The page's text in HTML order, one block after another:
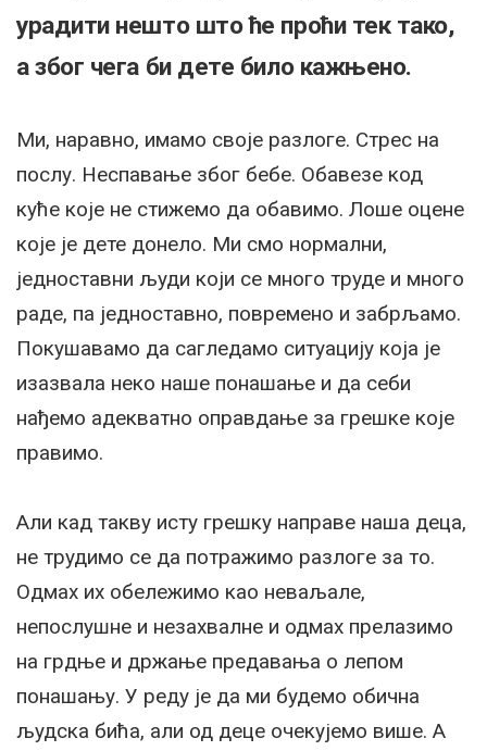
урадити нешто што ће проћи тек тако,
а због чега би дете било кажњено.
Ми, наравно, имамо своје разлоге. Стрес на
послу. Неспавање због бебе. Обавезе код
куће које не стижемо да обавимо. Лоше оцене
које је дете донело. Ми смо нормални,
једноставни људи који се много труде и много
раде, па једноставно, повремено и забрљамо.
Покушавамо да сагледамо ситуацију која је
изазвала неко наше понашање и да себи
нађемо адекватно оправдање за грешке које
правимо.
Али кад такву исту грешку направе наша деца,
не трудимо се да потражимо разлоге за то.
Одмах их обележимо као неваљале,
непослушне и незахвалне и одмах прелазимо
на грдње и држање предавања о лепом
понашању. У реду је да ми будемо обична
људска бића, али од деце очекујемо више. А